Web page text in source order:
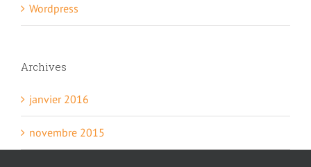
Wordpress
Archives
janvier 2016
novembre 2015